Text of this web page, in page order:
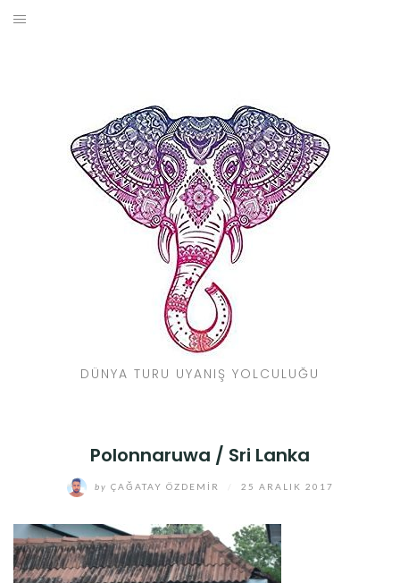
Skip
DÜNYA TURU UYANIŞ YOLCULUĞU
Polonnaruwa / Sri Lanka
by ÇAĞATAY ÖZDEMIR 25 ARALIK 2017
SEYAHAT REHBERI